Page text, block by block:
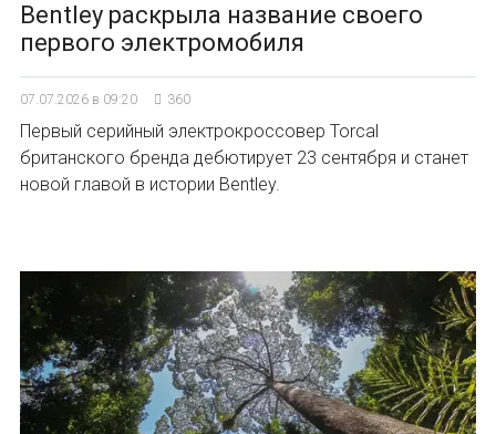
Bentley раскрыла название своего
первого электромобиля
07.07.2026 в 09:20 360
Первый серийный электрокроссовер Torcal
британского бренда дебютирует 23 сентября и станет
новой главой в истории Bentley.